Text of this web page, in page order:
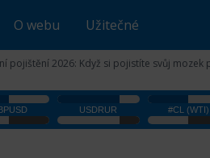
O webu Užitečné
pojištění 2026: Když si pojistíte svůj mozek